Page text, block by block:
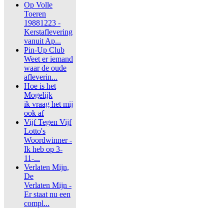
Op Volle
Toeren
19881223 -
Kerstaflevering
vanuit Ap...
Pin-Up Club
Weet er iemand
waar de oude
afleverin...
Hoe is het
Mogelijk
ik vraag het mij
ook af
Vijf Tegen Vijf
Lotto's
Woordwinner -
Ik heb op 3-
11-...
Verlaten Mijn,
De
Verlaten Mijn -
Er staat nu een
compl...